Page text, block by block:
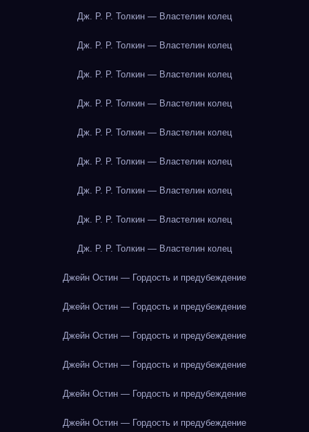
Дж. Р. Р. Толкин — Властелин колец
Дж. Р. Р. Толкин — Властелин колец
Дж. Р. Р. Толкин — Властелин колец
Дж. Р. Р. Толкин — Властелин колец
Дж. Р. Р. Толкин — Властелин колец
Дж. Р. Р. Толкин — Властелин колец
Дж. Р. Р. Толкин — Властелин колец
Дж. Р. Р. Толкин — Властелин колец
Дж. Р. Р. Толкин — Властелин колец
Джейн Остин — Гордость и предубеждение
Джейн Остин — Гордость и предубеждение
Джейн Остин — Гордость и предубеждение
Джейн Остин — Гордость и предубеждение
Джейн Остин — Гордость и предубеждение
Джейн Остин — Гордость и предубеждение